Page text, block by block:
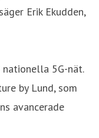
Erik Ekudden,
5G-nät.
by Lund, som
avancerade